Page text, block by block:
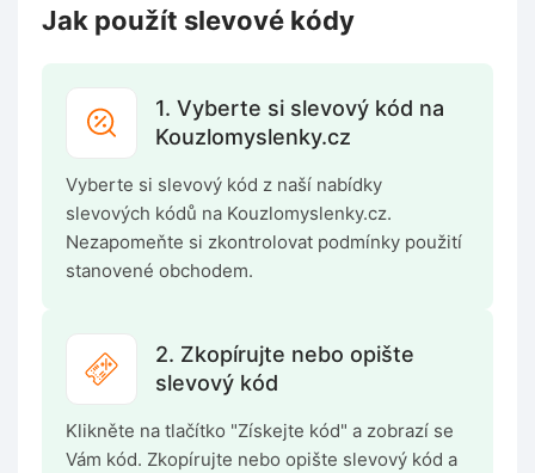
Jak použít slevové kódy
1. Vyberte si slevový kód na
Kouzlomyslenky.cz
Vyberte si slevový kód z naší nabídky
slevových kódů na Kouzlomyslenky.cz.
Nezapomeňte si zkontrolovat podmínky použití
stanovené obchodem.
2. Zkopírujte nebo opište
slevový kód
Klikněte na tlačítko "Získejte kód" a zobrazí se
Vám kód. Zkopírujte nebo opište slevový kód a